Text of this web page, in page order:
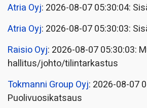
Atria Oyj: 2026-08-07 05:30:04:
Atria Oyj: 2026-08-07 05:30:03:
Raisio Oyj: 2026-08-07 05:30:03:
hallitus/johto/tilintarkastus
Tokmanni Group Oyj: 2026-08-07
Puolivuosikatsaus